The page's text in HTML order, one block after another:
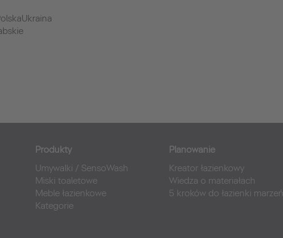
Produkty
Umywalki / SensoWash
Miski toaletowe
Meble łazienkowe
Kategorie
Planowanie
Kreator łazienkowy
Wiedza o materiałach
5 kroków do łazienki marzeń